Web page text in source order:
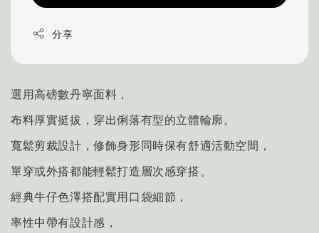
分享
選用高磅數丹寧面料，
布料厚實挺拔，穿出俐落有型的立體輪廓。
寬鬆剪裁設計，修飾身形同時保有舒適活動空間，
單穿或外搭都能輕鬆打造層次感穿搭。
經典牛仔色澤搭配實用口袋細節，
率性中帶有設計感，